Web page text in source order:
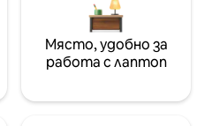
Място, удобно за
работа с лаптоп